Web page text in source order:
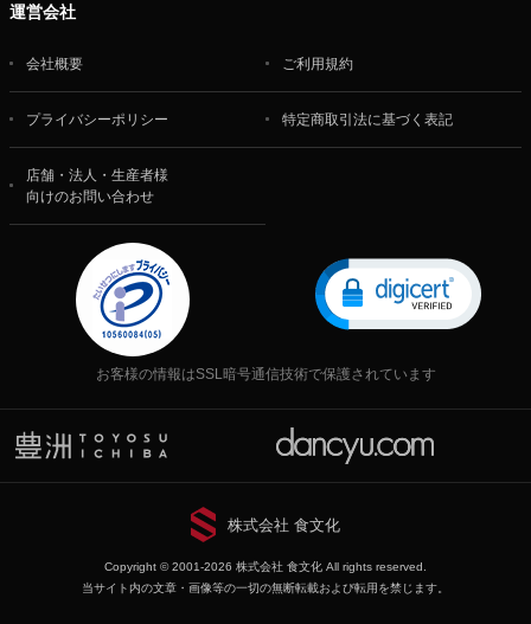
運営会社
会社概要 ご利用規約
プライバシーポリシー 特定商取引法に基づく表記
店舗・法人・生産者様
向けのお問い合わせ
お客様の情報はSSL暗号通信技術で保護されています
株式会社 食文化
Copyright © 2001-2026 株式会社 食文化 All rights reserved.
当サイト内の文章・画像等の一切の無断転載および転用を禁じます。